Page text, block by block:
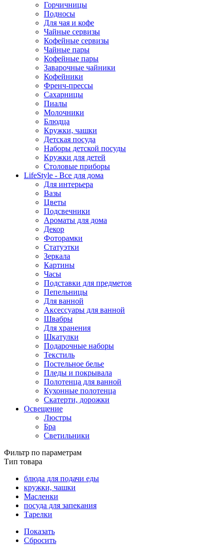
Горчичницы
Подносы
Для чая и кофе
Чайные сервизы
Кофейные сервизы
Чайные пары
Кофейные пары
Заварочные чайники
Кофейники
Френч-прессы
Сахарницы
Пиалы
Молочники
Блюдца
Кружки, чашки
Детская посуда
Наборы детской посуды
Кружки для детей
Столовые приборы
LifeStyle - Все для дома
Для интерьера
Вазы
Цветы
Подсвечники
Ароматы для дома
Декор
Фоторамки
Статуэтки
Зеркала
Картины
Часы
Подставки для предметов
Пепельницы
Для ванной
Аксессуары для ванной
Швабры
Для хранения
Шкатулки
Подарочные наборы
Текстиль
Постельное белье
Пледы и покрывала
Полотенца для ванной
Кухонные полотенца
Скатерти, дорожки
Освещение
Люстры
Бра
Светильники
Фильтр по параметрам
Тип товара
блюда для подачи еды
кружки, чашки
Масленки
посуда для запекания
Тарелки
Показать
Сбросить